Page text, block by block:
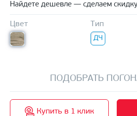
Найдете дешевле — сделаем скидку
Цвет Тип
ДЧ
ПОДОБРАТЬ
Купить в 1 клик